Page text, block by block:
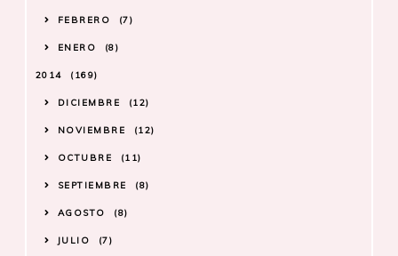
FEBRERO 7
ENERO 8
2014 169
DICIEMBRE 12
NOVIEMBRE 12
OCTUBRE 11
SEPTIEMBRE 8
AGOSTO 8
JULIO 7